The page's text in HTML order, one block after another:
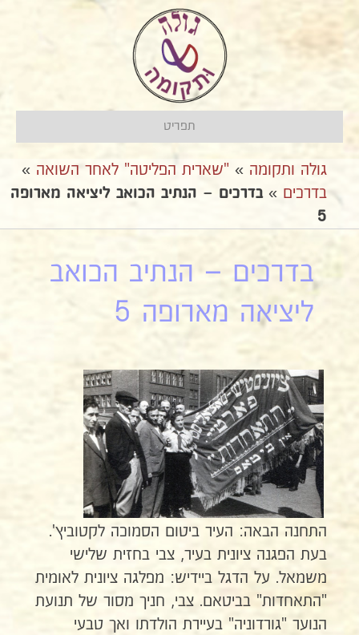
תפריט
גולה ותקומה » "שארית הפליטה" לאחר השואה »
בדרכים »בדרכים – הנתיב הכואב ליציאה מארופה
5
בדרכים – הנתיב הכואב
ליציאה מארופה 5
התחנה הבאה: העיר ביטום הסמוכה לקטוביץ'.
בעת הפגנה ציונית בעיר, צבי בחזית שלישי
משמאל. על הדגל ביידיש: מפלגה ציונית לאומית
"התאחדות" בביטאם. צבי, חניך מסור של תנועת
הנוער "גורדוניה" בעיירת הולדתו ואך טבעי